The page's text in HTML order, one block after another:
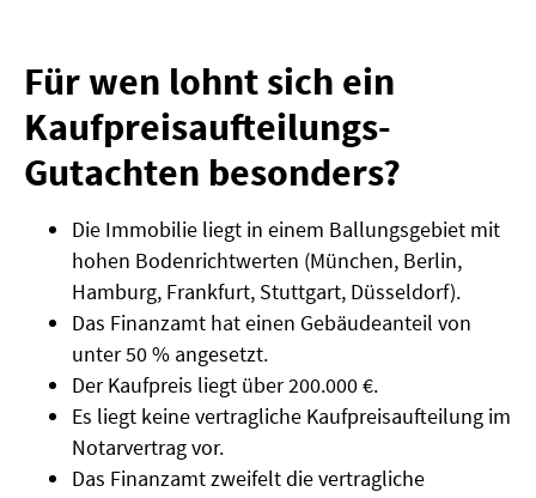
Für wen lohnt sich ein
Kaufpreisaufteilungs-
Gutachten besonders?
Die Immobilie liegt in einem Ballungsgebiet mit
hohen Bodenrichtwerten (München, Berlin,
Hamburg, Frankfurt, Stuttgart, Düsseldorf).
Das Finanzamt hat einen Gebäudeanteil von
unter 50 % angesetzt.
Der Kaufpreis liegt über 200.000 €.
Es liegt keine vertragliche Kaufpreisaufteilung im
Notarvertrag vor.
Das Finanzamt zweifelt die vertragliche